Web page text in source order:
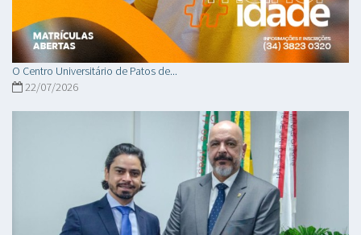
O Centro Universitário de Patos de...
22/07/2026